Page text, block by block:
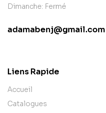
Dimanche: Fermé
adamabenj@gmail.com
Liens Rapide
Accueil
Catalogues